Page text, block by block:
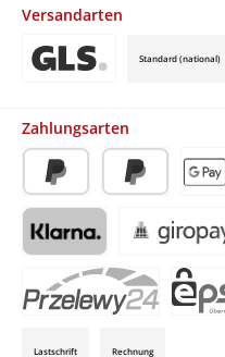
Versandarten
Standard (national)
Zahlungsarten
PayPal Später Bezahlen
Klarna (via Stripe)Giropay (via
Lastschrift Rechnung